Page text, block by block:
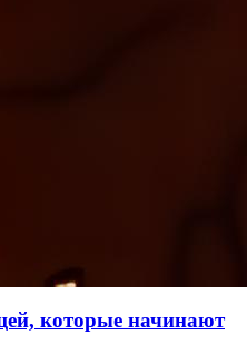
которые начинают